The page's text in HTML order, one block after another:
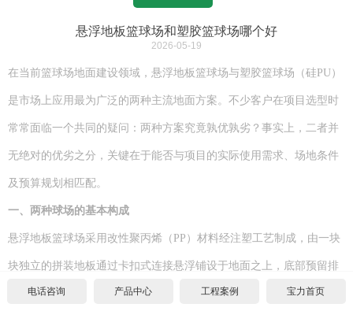
悬浮地板篮球场和塑胶篮球场哪个好
2026-05-19
在当前篮球场地面建设领域，悬浮地板篮球场与塑胶篮球场（硅PU）
是市场上应用最为广泛的两种主流地面方案。不少客户在项目选型时
常常面临一个共同的疑问：两种方案究竟孰优孰劣？事实上，二者并
无绝对的优劣之分，关键在于能否与项目的实际使用需求、场地条件
及预算规划相匹配。
一、 两种球场的基本构成
悬浮地板篮球场采用改性聚丙烯（ PP）材料经注塑工艺制成，由一块
块独立的拼装地板通过卡扣式连接悬浮铺设于地面之上，底部预留排
水间隙，无需与基础地面进行胶粘或浇筑，属于拼装式结构体系。
设计图纸下载
招标文件下载
设计图纸下载
沥青基础要求
招标文件下载
设计图纸下载
公司新闻
施工案例
联系宝力
宝力招聘
电话咨询 产品中心 工程案例 宝力首页